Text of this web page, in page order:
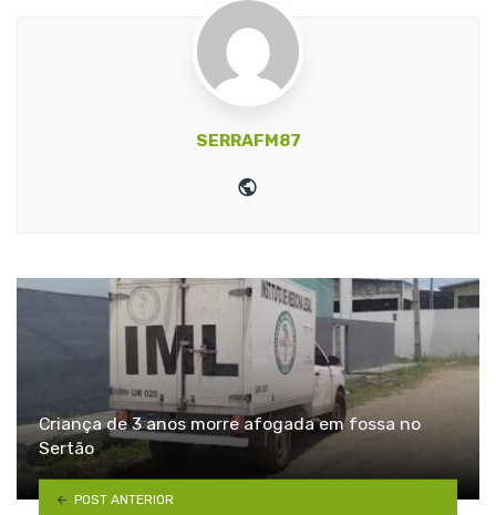
SERRAFM87
Criança de 3 anos morre afogada em fossa no
Sertão
POST ANTERIOR